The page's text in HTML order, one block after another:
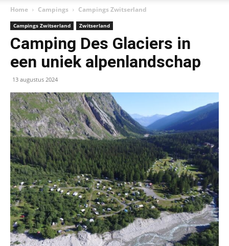
Home Campings Campings Zwitserland
Campings Zwitserland Zwitserland
Camping Des Glaciers in
een uniek alpenlandschap
13 augustus 2024